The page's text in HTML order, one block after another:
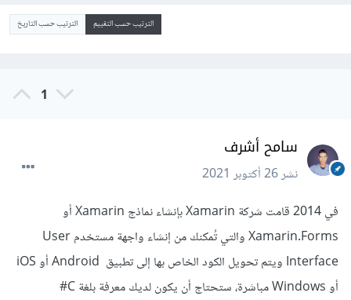
الترتيب حسب التقييم الترتيب حسب التاريخ
1
سامح أشرف
نشر26 أكتوبر 2021
في 2014 قامت شركة Xamarin بإنشاء نماذج Xamarin أو
Xamarin.Forms والتي تُمكنك من إنشاء واجهة مستخدم User
Interface ويتم تحويل الكود الخاص بها إلى تطبيق Android أو iOS
أو Windows مباشرة، ستحتاج أن يكون لديك معرفة بلغة C#